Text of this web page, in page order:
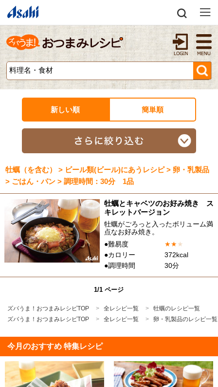
新しい順 簡単順
牡蠣（を含む） > ビール類(ビール)にあうレシピ > 卵・乳製品
> ごはん・パン > 調理時間：30分 1品
牡蠣とキャベツのお好み焼き ス
キレットバージョン
牡蠣がごろっと入ったボリューム満
点なお好み焼き。
●難易度
★★★
●カロリー
372kcal
●調理時間
30分
1/1 ページ
ズバうま！おつまみレシピTOP 全レシピ一覧
牡蠣のレシピ一覧
ズバうま！おつまみレシピTOP
全レシピ一覧 卵・乳製品のレシピ一覧
今月のおすすめ 特集レシピ